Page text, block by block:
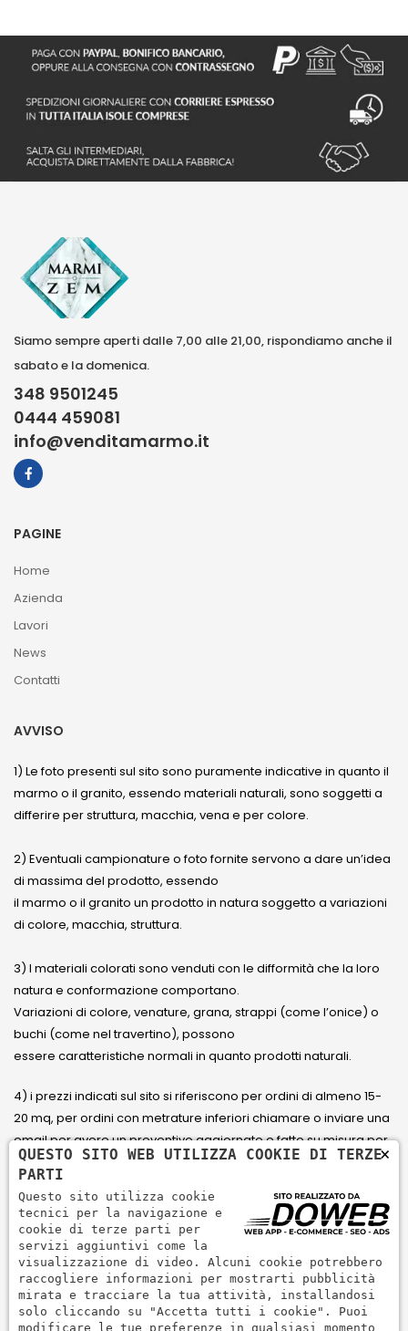
Siamo sempre aperti dalle 7,00 alle 21,00, rispondiamo anche il
sabato e la domenica.
348 9501245
0444 459081
info@venditamarmo.it
PAGINE
Home
Azienda
Lavori
News
Contatti
AVVISO
1) Le foto presenti sul sito sono puramente indicative in quanto il
marmo o il granito, essendo materiali naturali, sono soggetti a
differire per struttura, macchia, vena e per colore.
2) Eventuali campionature o foto fornite servono a dare un’idea
di massima del prodotto, essendo
il marmo o il granito un prodotto in natura soggetto a variazioni
di colore, macchia, struttura.
3) I materiali colorati sono venduti con le difformità che la loro
natura e conformazione comportano.
Variazioni di colore, venature, grana, strappi (come l’onice) o
buchi (come nel travertino), possono
essere caratteristiche normali in quanto prodotti naturali.
4) i prezzi indicati sul sito si riferiscono per ordini di almeno 15-
20 mq, per ordini con metrature inferiori chiamare o inviare una
email per avere un preventivo aggiornato e fatto su misura per
il cliente.
5) Paga con Carta di credito Visa, Visa Electron, Maestro,
Mastercard tramite il circuito PayPal. PayPal serve per pagare,
inviare denaro e accettare pagamenti in modo rapido,
semplice e sicuro.
×
QUESTO SITO WEB UTILIZZA COOKIE DI TERZE
PARTI
Questo sito utilizza cookie
tecnici per la navigazione e
cookie di terze parti per
servizi aggiuntivi come la
visualizzazione di video. Alcuni cookie potrebbero
raccogliere informazioni per mostrarti pubblicità
mirata e tracciare la tua attività, installandosi
solo cliccando su "Accetta tutti i cookie". Puoi
modificare le tue preferenze in qualsiasi momento